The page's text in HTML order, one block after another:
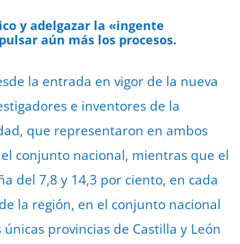
y adelgazar la «ingente
aún más los procesos.
la entrada en vigor de la nueva
e inventores de la
que representaron en ambos
conjunto nacional, mientras que el
del 7,8 y 14,3 por ciento, en cada
la región, en el conjunto nacional
provincias de Castilla y León